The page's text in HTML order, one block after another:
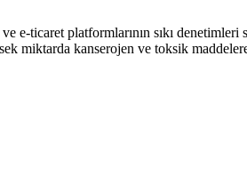
e-ticaret platformlarının sıkı
miktarda kanserojen ve toksik